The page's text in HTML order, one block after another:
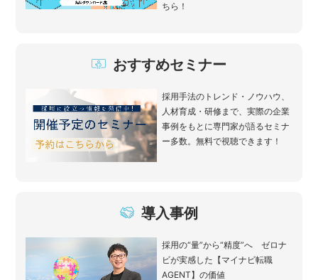
ちら！
おすすめセミナー
採用手法のトレンド・ノウハウ、
人材育成・研修まで、実際の企業
事例をもとに専門家が語るセミナ
ー多数。無料で視聴できます！
導入事例
採用の“量”から“精度”へ ゼロナ
ビが実感した【マイナビ転職
AGENT】の価値